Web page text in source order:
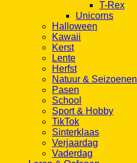
T-Rex
Unicorns
Halloween
Kawaii
Kerst
Lente
Herfst
Natuur & Seizoenen
Pasen
School
Sport & Hobby
TikTok
Sinterklaas
Verjaardag
Vaderdag